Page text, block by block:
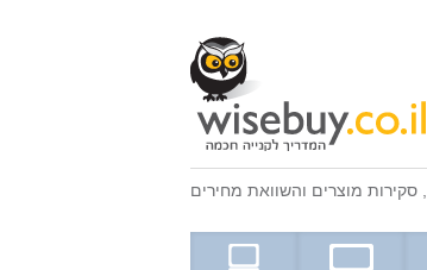
סקירות מוצרים והשוואת מחירים